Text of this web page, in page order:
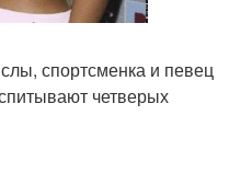
спортсменка и певец
четверых